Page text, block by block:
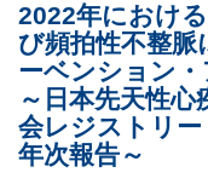
2022年におけ
び頻拍性不整
ーベンション・
～日本先天性
会レジストリ
年次報告～